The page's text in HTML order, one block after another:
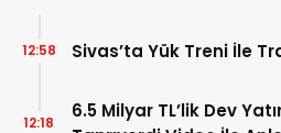
Sivas’ta Yük Treni İle
12:58
6.5 Milyar TL’lik Dev
12:18